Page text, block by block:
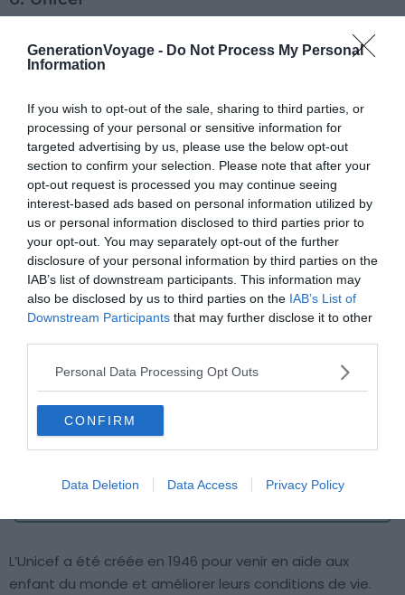
GenerationVoyage - Do Not Process My Personal
Information
If you wish to opt-out of the sale, sharing to third parties, or
processing of your personal or sensitive information for
targeted advertising by us, please use the below opt-out
section to confirm your selection. Please note that after your
opt-out request is processed you may continue seeing
interest-based ads based on personal information utilized by
us or personal information disclosed to third parties prior to
your opt-out. You may separately opt-out of the further
disclosure of your personal information by third parties on the
IAB’s list of downstream participants. This information may
also be disclosed by us to third parties on the IAB’s List of
Downstream Participants that may further disclose it to other
Personal Data Processing Opt Outs
CONFIRM
Data Deletion Data Access Privacy Policy
Voir sur la carte
Mail : unicef34@unicef.fr
L’Unicef a été créée en 1946 pour venir en aide aux
enfant du monde et améliorer leurs conditions de vie.